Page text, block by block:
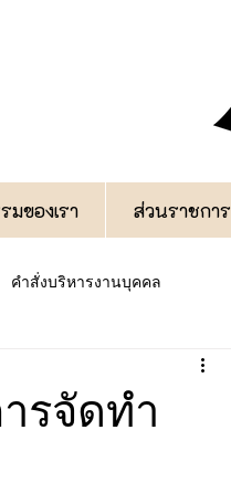
มของเรา ส่วนราชการ
คำสั่งบริหารงานบุคคล
รจัดทำ